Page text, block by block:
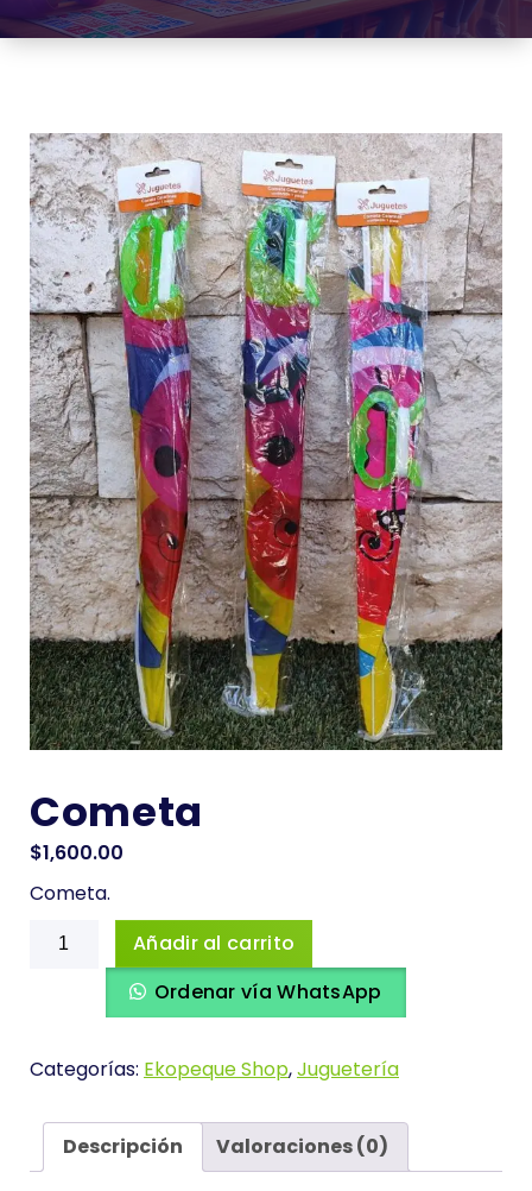
Cometa
$1,600.00
Cometa.
Cometa
cantidad
Añadir al carrito
Ordenar vía WhatsApp
Categorías: Ekopeque Shop,Juguetería
Descripción Valoraciones (0)